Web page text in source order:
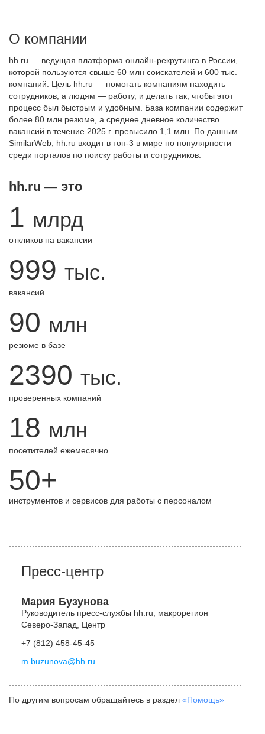
О компании
hh.ru — ведущая платформа онлайн-рекрутинга в России,
которой пользуются свыше 60 млн соискателей и 600 тыс.
компаний. Цель hh.ru — помогать компаниям находить
сотрудников, а людям — работу, и делать так, чтобы этот
процесс был быстрым и удобным. База компании содержит
более 80 млн резюме, а среднее дневное количество
вакансий в течение 2025 г. превысило 1,1 млн. По данным
SimilarWeb, hh.ru входит в топ-3 в мире по популярности
среди порталов по поиску работы и сотрудников.
hh.ru — это
1 млрд
откликов на вакансии
999 тыс.
вакансий
90 млн
резюме в базе
2390 тыс.
проверенных компаний
18 млн
посетителей ежемесячно
50+
инструментов и сервисов для работы с персоналом
Пресс-центр
Мария Бузунова
Руководитель пресс-службы hh.ru, макрорегион
Северо-Запад, Центр
+7 (812) 458-45-45
m.buzunova@hh.ru
По другим вопросам обращайтесь в раздел «Помощь»